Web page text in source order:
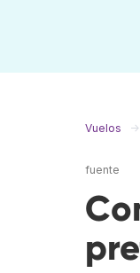
Vuelos
fuente